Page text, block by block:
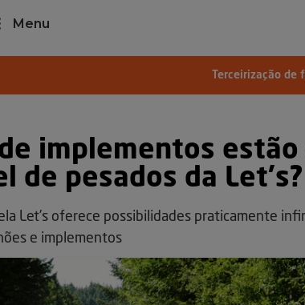
Menu
Terceirização de
implementos
de pesados da Let's?
Let’s oferece possibilidades praticamente
e implementos